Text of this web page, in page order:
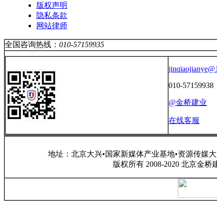
版权声明
隐私条款
网站律师
全国咨询热线： 010-57159935
010-57159938
@金桥建业
在线客服
地址：北京大兴•国家新媒体产业基地•资源传媒
版权所有 2008-2020 北京金